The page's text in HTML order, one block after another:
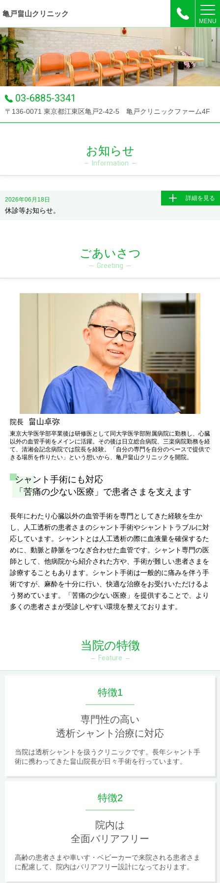
亀戸畠山クリニック
MENU
03-6885-3341
〒136-0071 東京都江東区亀戸2-42-5 亀戸クリニックファーム4F
お知らせ
Information
2026年06月18日
休診等お知らせ。
詳細を見る
ごあいさつ
Greeting
院長 畠山卓弥
東京大学医学部卒業後は研修医として同大学医学部附属病院に勤務し、心臓
以外の血管手術をメインに活躍。その後は日立総合病院、三楽病院勤務を経
て、清湘会記念病院では院長を経験。「自分の専門を自分のペースで提供で
きる場所を作りたい」という想いから、亀戸畠山クリニックを開院。
シャント手術にも対応
「苦痛の少ない医療」で患者さまを支えます
長年にわたり心臓以外の血管手術を専門としてきた経験を生か
し、人工透析の患者さまのシャント手術やシャントトラブルに対
応しています。シャントとは人工透析の際に血液量を確保するた
めに、動脈と静脈をつなぎ合わせた血管です。シャント専門の医
師として、他病院から紹介された方や、手術が難しい患者さまを
診療することもあります。シャント手術は一般的に痛みを伴う手
術ですが、麻酔を十分に行い、快適な治療をお受けいただけるよ
う努めています。「苦痛の少ない医療」を提供することで、より
多くの患者さまが受診しやすい環境を整えております。
当院の特徴
Feature
特徴1
専門性の高い
透析シャント治療に対応
当院は透析シャントを扱うクリニックです。長年シャント手
術に携わってきた畠山院長が日々手術を行っています。
特徴2
院内は
全面バリアフリー
高齢の患者さまや車いす・ベビーカーで来院される患者さま
に配慮して、院内はバリアフリー設計になっております。